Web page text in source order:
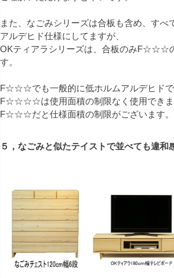
また、なごみシリーズは合板も含め、す
アルデヒド仕様にしてますが、
OKティアラシリーズは、合板のみF☆☆☆
す。
F☆☆☆でも一般的に低ホルムアルデヒドで
F☆☆☆☆は使用面積の制限なく使用できま
F☆☆☆だと仕様面積の制限がございます。
５，なごみと似たテイストで並べても違和